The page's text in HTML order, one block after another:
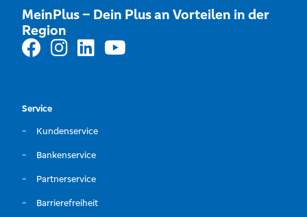
MeinPlus – Dein Plus an Vorteilen in der
Region
Service
Kundenservice
Bankenservice
Partnerservice
Barrierefreiheit